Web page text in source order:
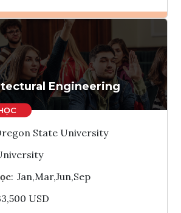
Ghi danh
Tham vấn Interlink
Engineering
State University
: Jan,Mar,Jun,Sep
USD